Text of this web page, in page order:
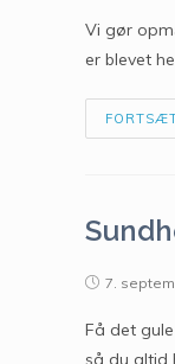
Vi gør
er blevet
7.
Få det
så du altid